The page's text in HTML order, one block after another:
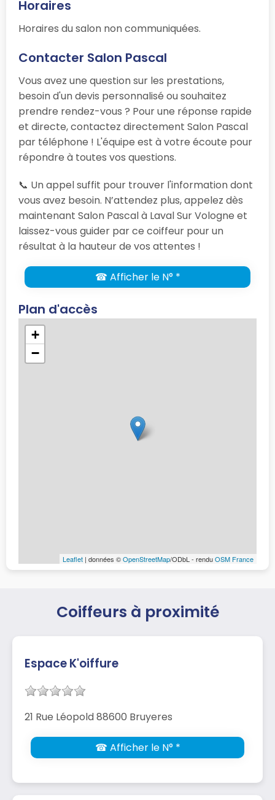
Horaires
Horaires du salon non communiquées.
Contacter Salon Pascal
Vous avez une question sur les prestations,
besoin d'un devis personnalisé ou souhaitez
prendre rendez-vous ? Pour une réponse rapide
et directe, contactez directement Salon Pascal
par téléphone ! L'équipe est à votre écoute pour
répondre à toutes vos questions.
📞 Un appel suffit pour trouver l'information dont
vous avez besoin. N’attendez plus, appelez dès
maintenant Salon Pascal à Laval Sur Vologne et
laissez-vous guider par ce coiffeur pour un
résultat à la hauteur de vos attentes !
☎ Afficher le N° *
Plan d'accès
+
−
Leaflet | données ©OpenStreetMap/ODbL - renduOSM France
Coiffeurs à proximité
Espace K'oiffure
21 Rue Léopold 88600 Bruyeres
☎ Afficher le N° *